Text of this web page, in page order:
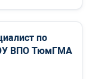
по
ВПО ТюмГМА